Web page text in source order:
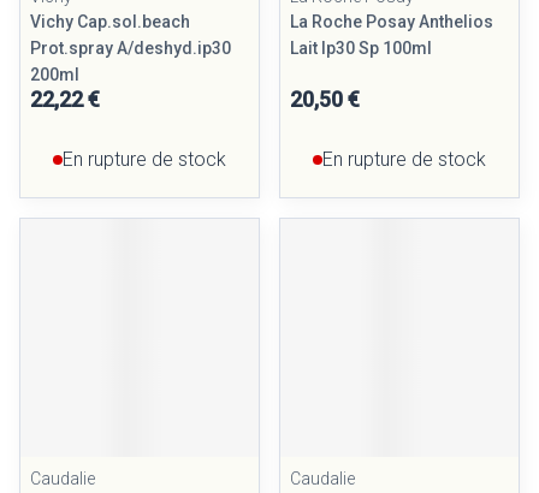
Vichy Cap.sol.beach
Prot.spray A/deshyd.ip30
200ml
22,22 €
En rupture de stock
La Roche Posay Anthelios
Lait Ip30 Sp 100ml
20,50 €
En rupture de stock
Caudalie
Caudalie